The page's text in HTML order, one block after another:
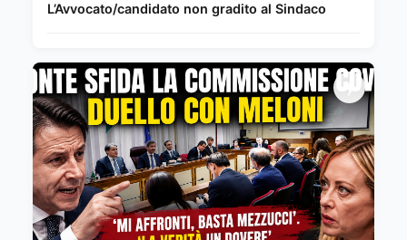
L’Avvocato/candidato non gradito al Sindaco